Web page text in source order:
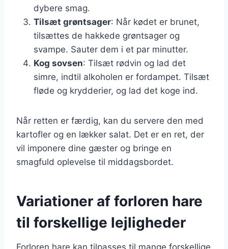
dybere smag.
Tilsæt grøntsager: Når kødet er brunet,
tilsættes de hakkede grøntsager og
svampe. Sauter dem i et par minutter.
Kog sovsen: Tilsæt rødvin og lad det
simre, indtil alkoholen er fordampet. Tilsæt
fløde og krydderier, og lad det koge ind.
Når retten er færdig, kan du servere den med
kartofler og en lækker salat. Det er en ret, der
vil imponere dine gæster og bringe en
smagfuld oplevelse til middagsbordet.
Variationer af forloren hare
til forskellige lejligheder
Forloren hare kan tilpasses til mange forskellige